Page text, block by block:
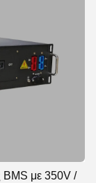
BMS με 350V /